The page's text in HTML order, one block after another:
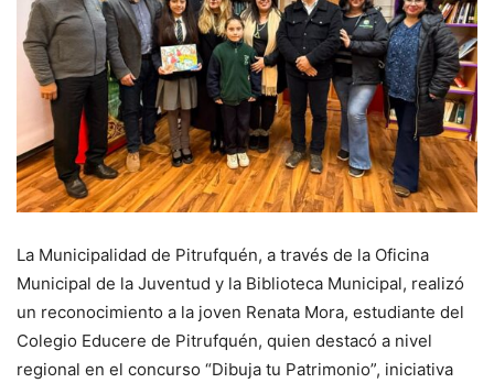
La Municipalidad de Pitrufquén, a través de la Oficina
Municipal de la Juventud y la Biblioteca Municipal, realizó
un reconocimiento a la joven Renata Mora, estudiante del
Colegio Educere de Pitrufquén, quien destacó a nivel
regional en el concurso “Dibuja tu Patrimonio”, iniciativa